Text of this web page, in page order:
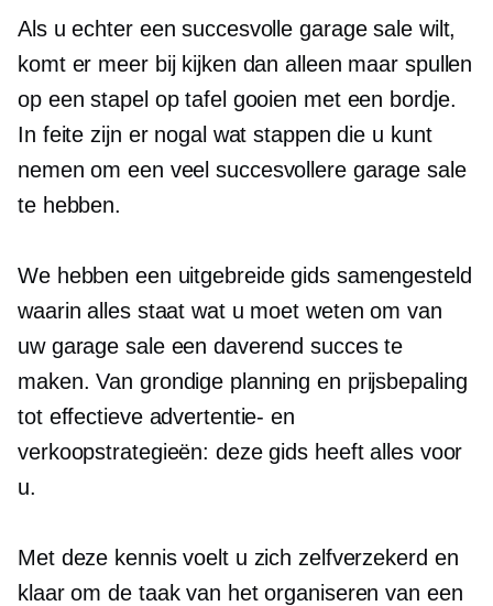
Als u echter een succesvolle garage sale wilt,
komt er meer bij kijken dan alleen maar spullen
op een stapel op tafel gooien met een bordje.
In feite zijn er nogal wat stappen die u kunt
nemen om een ​​veel succesvollere garage sale
te hebben.
We hebben een uitgebreide gids samengesteld
waarin alles staat wat u moet weten om van
uw garage sale een daverend succes te
maken. Van grondige planning en prijsbepaling
tot effectieve advertentie- en
verkoopstrategieën: deze gids heeft alles voor
u.
Met deze kennis voelt u zich zelfverzekerd en
klaar om de taak van het organiseren van een